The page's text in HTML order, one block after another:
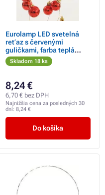
Eurolamp LED svetelná
reťaz s červenými
guličkami, farba teplá
biela, 36 diód
Skladom 18 ks
8,24 €
6,70 € bez DPH
Najnižšia cena za posledných 30
dní: 8,24 €
Do košíka